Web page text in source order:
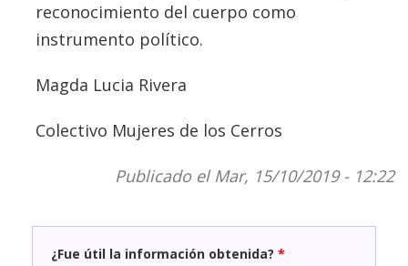
reconocimiento del cuerpo como
instrumento político.
Magda Lucia Rivera
Colectivo Mujeres de los Cerros
Publicado el Mar, 15/10/2019 - 12:22
¿Fue útil la información obtenida? *